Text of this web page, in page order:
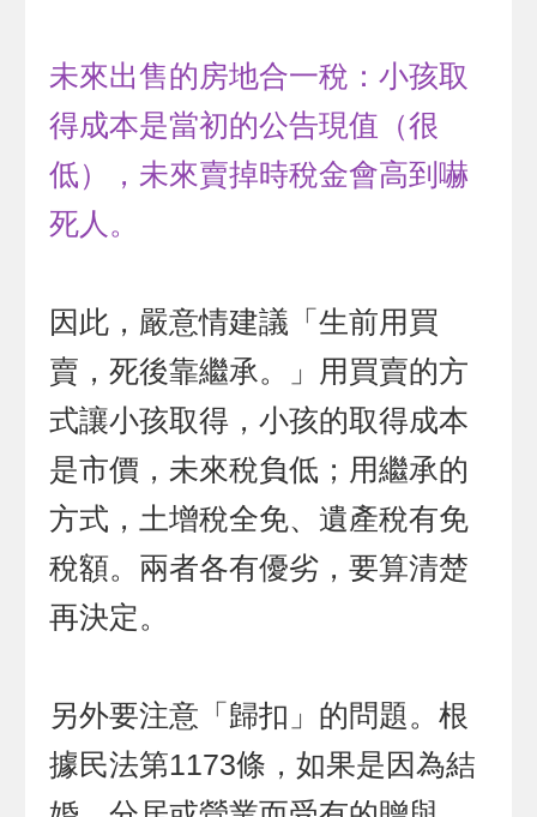
未來出售的房地合一稅：小孩取
得成本是當初的公告現值（很
低），未來賣掉時稅金會高到嚇
死人。
因此，嚴意情建議「生前用買
賣，死後靠繼承。」用買賣的方
式讓小孩取得，小孩的取得成本
是市價，未來稅負低；用繼承的
方式，土增稅全免、遺產稅有免
稅額。兩者各有優劣，要算清楚
再決定。
另外要注意「歸扣」的問題。根
據民法第1173條，如果是因為結